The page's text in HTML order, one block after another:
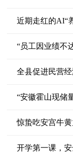
近期走红的AI“
“员工因业绩不
全县促进民营
“安徽霍山现储
惊蛰吃安宫牛黄
开学第一课，